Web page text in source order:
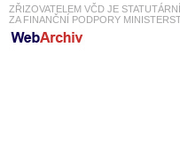
ZŘIZOVATELEM VČD JE
ZA FINANČNÍ PODPORY